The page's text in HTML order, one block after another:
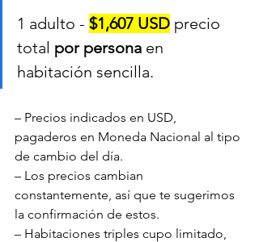
1 adulto - $1,607 USD precio
total por persona en
habitación sencilla.
– Precios indicados en USD,
pagaderos en Moneda Nacional al tipo
de cambio del día.
– Los precios cambian
constantemente, así que te sugerimos
la confirmación de estos.
– Habitaciones triples cupo limitado,